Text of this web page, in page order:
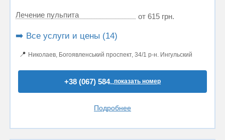
Лечение пульпита от 615 грн.
➡️ Все услуги и цены (14)
📍 Николаев, Богоявленський проспект, 34/1 р-н. Ингульский
+38 (067) 584..показать номер
Подробнее